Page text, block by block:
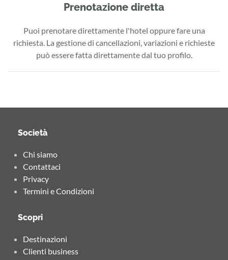
Prenotazione diretta
Puoi prenotare direttamente l'hotel oppure fare una
richiesta. La gestione di cancellazioni, variazioni e richieste
può essere fatta direttamente dal tuo profilo.
Società
Chi siamo
Contattaci
Privacy
Termini e Condizioni
Scopri
Destinazioni
Clienti business